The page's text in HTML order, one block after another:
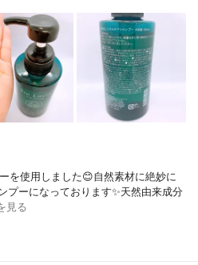
を使用しました😊自然素材に絶妙に
プーになっております✨天然由来成分
見る